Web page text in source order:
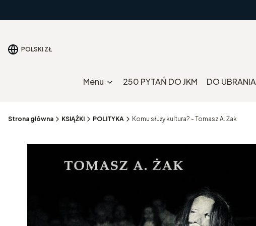
POLSKI ZŁ
Menu 250 PYTAŃ DO JKM DO UBRANIA
Strona główna KSIĄŻKI POLITYKA Komu służy kultura? - Tomasz A. Żak